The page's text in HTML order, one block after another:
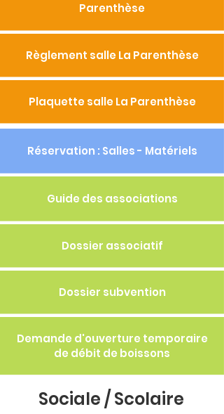
Parenthèse
Règlement salle La Parenthèse
Plaquette salle La Parenthèse
Réservation : Salles - Matériels
Guide des associations
Dossier associatif
Dossier subvention
Demande d'ouverture temporaire
de débit de boissons
Sociale / Scolaire